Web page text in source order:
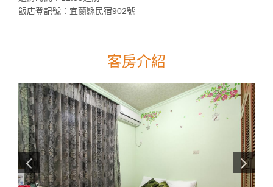
飯店登記號：宜蘭縣民宿902號
客房介紹